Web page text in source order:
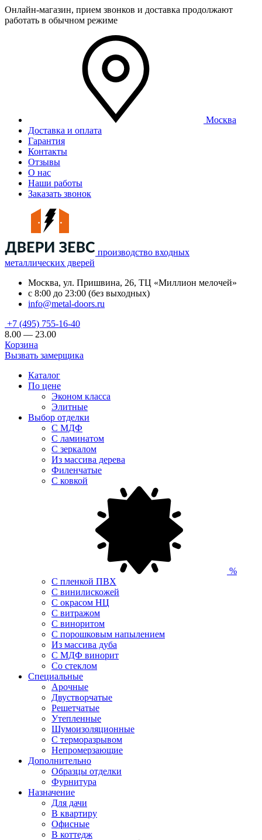
Онлайн-магазин, прием звонков и доставка продолжают
работать в обычном режиме
Москва
Доставка и оплата
Гарантия
Контакты
Отзывы
О нас
Наши работы
Заказать звонок
производство входных
металлических дверей
Москва, ул. Пришвина, 26, ТЦ «Миллион мелочей»
с 8:00 до 23:00 (без выходных)
info@metal-doors.ru
+7 (495) 755-16-40
8.00 — 23.00
Корзина
Вызвать замерщика
Каталог
По цене
Эконом класса
Элитные
Выбор отделки
С МДФ
С ламинатом
С зеркалом
Из массива дерева
Филенчатые
С ковкой
%
С пленкой ПВХ
С винилискожей
С окрасом НЦ
С витражом
С виноритом
С порошковым напылением
Из массива дуба
С МДФ винорит
Со стеклом
Специальные
Арочные
Двустворчатые
Решетчатые
Утепленные
Шумоизоляционные
С терморазрывом
Непромерзающие
Дополнительно
Образцы отделки
Фурнитура
Назначение
Для дачи
В квартиру
Офисные
В коттедж